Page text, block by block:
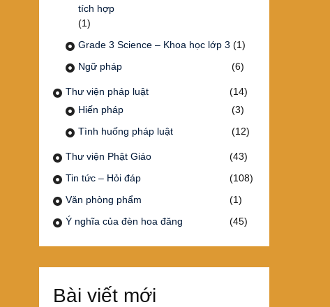
tích hợp
(1)
Grade 3 Science – Khoa học lớp 3 (1)
Ngữ pháp
(6)
Thư viện pháp luật
(14)
Hiến pháp
(3)
Tình huống pháp luật
(12)
Thư viện Phật Giáo
(43)
Tin tức – Hỏi đáp
(108)
Văn phòng phẩm
(1)
Ý nghĩa của đèn hoa đăng
(45)
Bài viết mới